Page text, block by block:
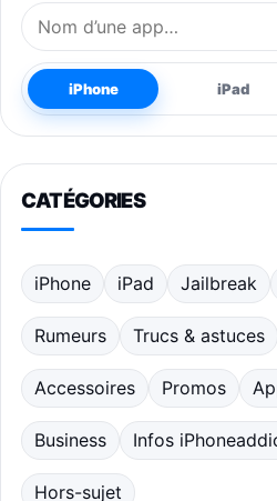
Nom de l’application
iPhone iPad
CATÉGORIES
iPhone iPad Jailbreak
Rumeurs Trucs & astuces
Accessoires Promos
Business Infos
Hors-sujet